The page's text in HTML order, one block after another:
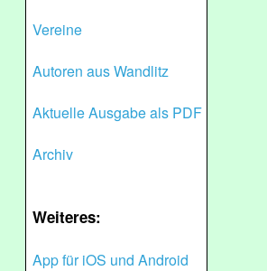
Vereine
Autoren aus Wandlitz
Aktuelle Ausgabe als PDF
Archiv
Weiteres:
App für iOS und Android